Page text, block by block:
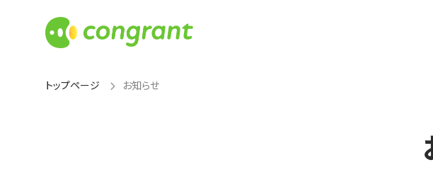
トップページ お知らせ